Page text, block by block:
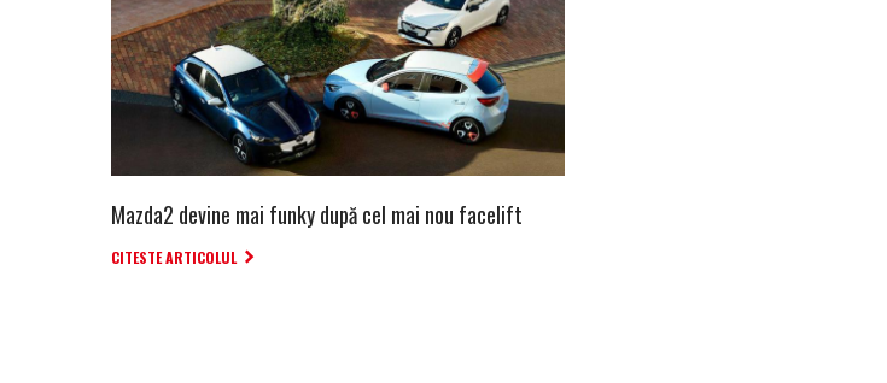
Mazda2 devine mai funky după cel mai nou facelift
CITESTE ARTICOLUL